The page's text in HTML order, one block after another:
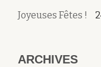
Joyeuses Fêtes !
ARCHIVES